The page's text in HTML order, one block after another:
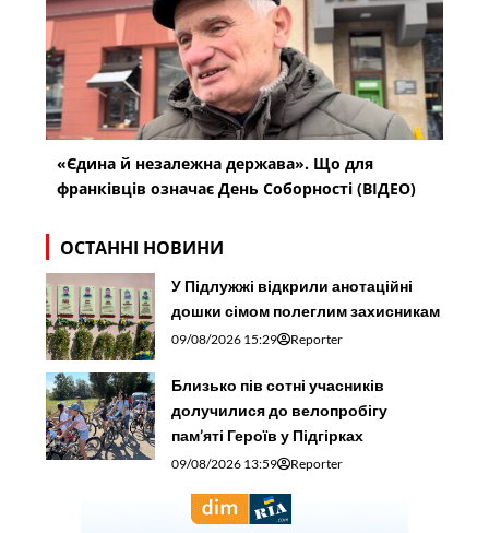
«Єдина й незалежна держава». Що для
франківців означає День Соборності (ВІДЕО)
ОСТАННІ НОВИНИ
У Підлужжі відкрили анотаційні
дошки сімом полеглим захисникам
09/08/2026 15:29 Reporter
Близько пів сотні учасників
долучилися до велопробігу
пам’яті Героїв у Підгірках
09/08/2026 13:59 Reporter